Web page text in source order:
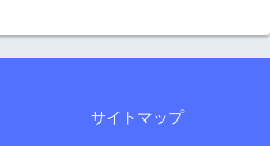
サイトマップ